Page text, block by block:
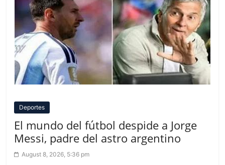
Deportes
El mundo del fútbol despide a Jorge
Messi, padre del astro argentino
August 8, 2026, 5:36 pm